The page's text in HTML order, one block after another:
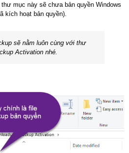
mục này sẽ chưa bản quyền Windows
kích hoạt bản quyền).
sẽ nằm luôn cùng với thư
Activation nhé.